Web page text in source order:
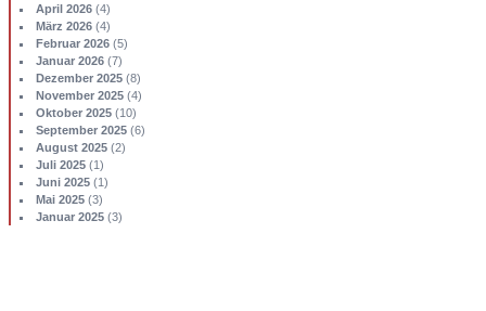
April 2026(4)
März 2026(4)
Februar 2026(5)
Januar 2026(7)
Dezember 2025(8)
November 2025(4)
Oktober 2025(10)
September 2025(6)
August 2025(2)
Juli 2025(1)
Juni 2025(1)
Mai 2025(3)
Januar 2025(3)